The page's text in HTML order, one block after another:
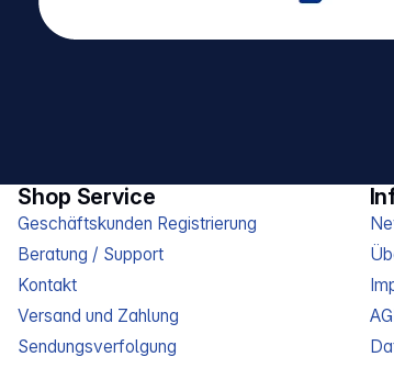
Shop Service
Geschäftskunden Registrierung
Beratung / Support
Kontakt
Versand und Zahlung
Sendungsverfolgung